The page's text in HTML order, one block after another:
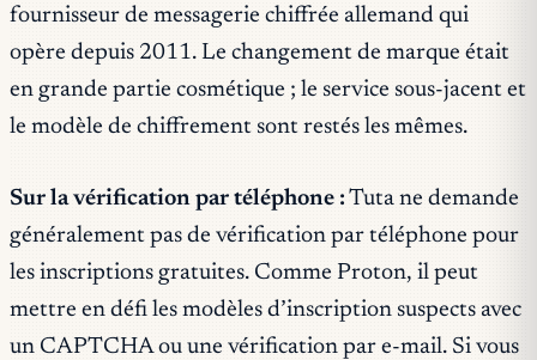
fournisseur de messagerie chiffrée allemand qui
opère depuis 2011. Le changement de marque était
en grande partie cosmétique ; le service sous-jacent et
le modèle de chiffrement sont restés les mêmes.
Sur la vérification par téléphone : Tuta ne demande
généralement pas de vérification par téléphone pour
les inscriptions gratuites. Comme Proton, il peut
mettre en défi les modèles d’inscription suspects avec
un CAPTCHA ou une vérification par e-mail. Si vous